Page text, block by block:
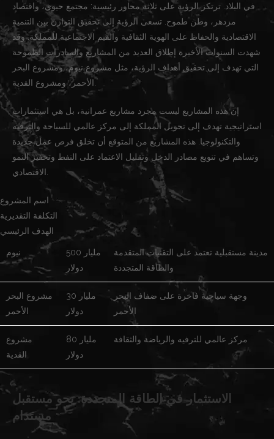
في البلاد. ترتكز الرؤية على ثلاثة محاور رئيسية: مجتمع حيوي، واقتصاد
مزدهر، وطن طموح. تسعى الرؤية إلى تحقيق التوازن بين التنمية
الاقتصادية والحفاظ على الهوية الثقافية والقيم الاجتماعية للمملكة. وقد
شهدت السنوات الأخيرة إطلاق العديد من المشاريع والمبادرات الطموحة
التي تهدف إلى تحقيق أهداف الرؤية، مثل مشروع نيوم، ومشروع البحر
الأحمر، ومشروع القدية.
إن هذه المشاريع ليست مجرد مشاريع عمرانية، بل هي استثمارات
استراتيجية تهدف إلى تحويل المملكة إلى مركز عالمي للسياحة والترفيه
والتكنولوجيا. هذه المشاريع من المتوقع أن تخلق فرص عمل جديدة
وتساهم في تنويع مصادر الدخل وتقليل الاعتماد على النفط وتحفيز النمو
اسم المشروع
التكلفة التقديرية
الهدف الرئيسي
نيوم
500 مليار
دولار
مدينة مستقبلية تعتمد على التقنيات المتقدمة
والطاقة المتجددة
مشروع البحر
الأحمر
30 مليار
دولار
وجهة سياحية فاخرة على ضفاف البحر
الأحمر
مشروع
القدية
80 مليار
دولار
مركز عالمي للترفيه والرياضة والثقافة
الاستثمار في الطاقة المتجددة: نحو مستقبل
مستدام